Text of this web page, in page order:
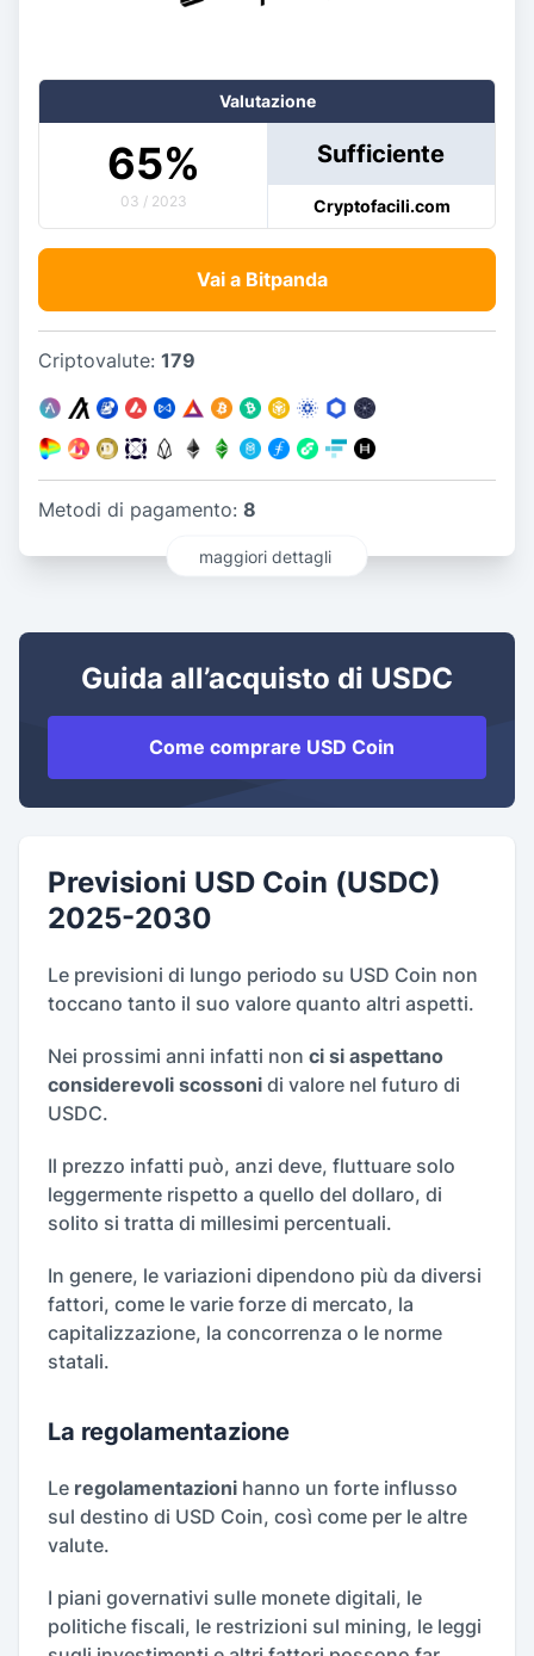
Valutazione
65%
03 / 2023
Sufficiente
Cryptofacili.com
Vai a Bitpanda
Criptovalute: 179
Metodi di pagamento: 8
maggiori dettagli
Guida all’acquisto di USDC
Come comprare USD Coin
Previsioni USD Coin (USDC)
2025-2030
Le previsioni di lungo periodo su USD Coin non
toccano tanto il suo valore quanto altri aspetti.
Nei prossimi anni infatti non ci si aspettano
considerevoli scossoni di valore nel futuro di
USDC.
Il prezzo infatti può, anzi deve, fluttuare solo
leggermente rispetto a quello del dollaro, di
solito si tratta di millesimi percentuali.
In genere, le variazioni dipendono più da diversi
fattori, come le varie forze di mercato, la
capitalizzazione, la concorrenza o le norme
statali.
La regolamentazione
Le regolamentazioni hanno un forte influsso
sul destino di USD Coin, così come per le altre
valute.
I piani governativi sulle monete digitali, le
politiche fiscali, le restrizioni sul mining, le leggi